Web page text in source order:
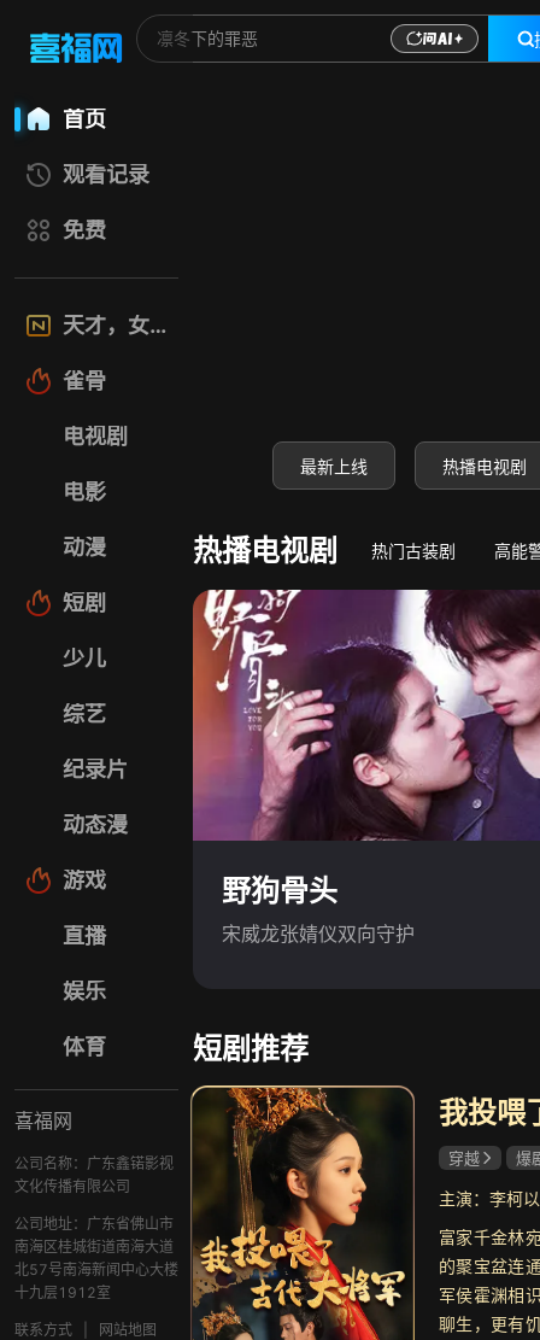
首页
观看记录
免费
天才，女友
雀骨
电视剧
电影
动漫
短剧
少儿
综艺
纪录片
动态漫
游戏
直播
娱乐
体育
喜福网
公司名称：广东鑫锘影视
文化传播有限公司
公司地址：广东省佛山市
南海区桂城街道南海大道
北57号南海新闻中心大楼
十九层1912室
联系方式
网站地图
最新上线 热播电视剧
热播电视剧 热门古装剧 高能
野狗骨头
宋威龙张婧仪双向守护
短剧推荐
我投喂
穿越 爆
主演：李柯
富家千金林
的聚宝盆连
军侯霍渊相
聊生，更有